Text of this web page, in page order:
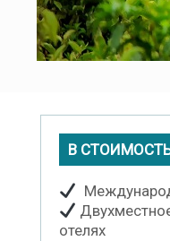
В
отелях